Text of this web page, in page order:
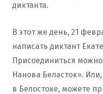
диктанта.
В этот же день, 21
написать диктант
Присоединиться
Нанова Беласток».
в Белостоке, можете